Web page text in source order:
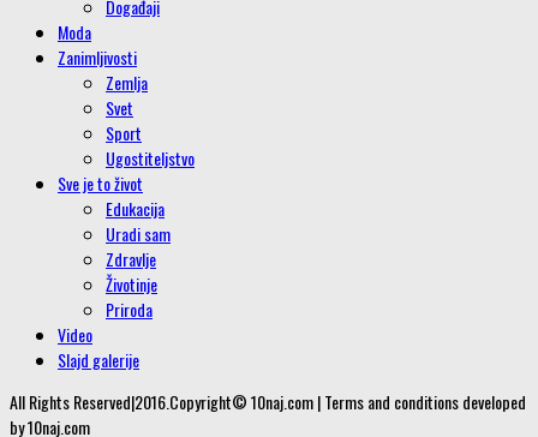
Događaji
Moda
Zanimljivosti
Zemlja
Svet
Sport
Ugostiteljstvo
Sve je to život
Edukacija
Uradi sam
Zdravlje
Životinje
Priroda
Video
Slajd galerije
All Rights Reserved|2016.Copyright© 10naj.com | Terms and conditions developed
by 10naj.com